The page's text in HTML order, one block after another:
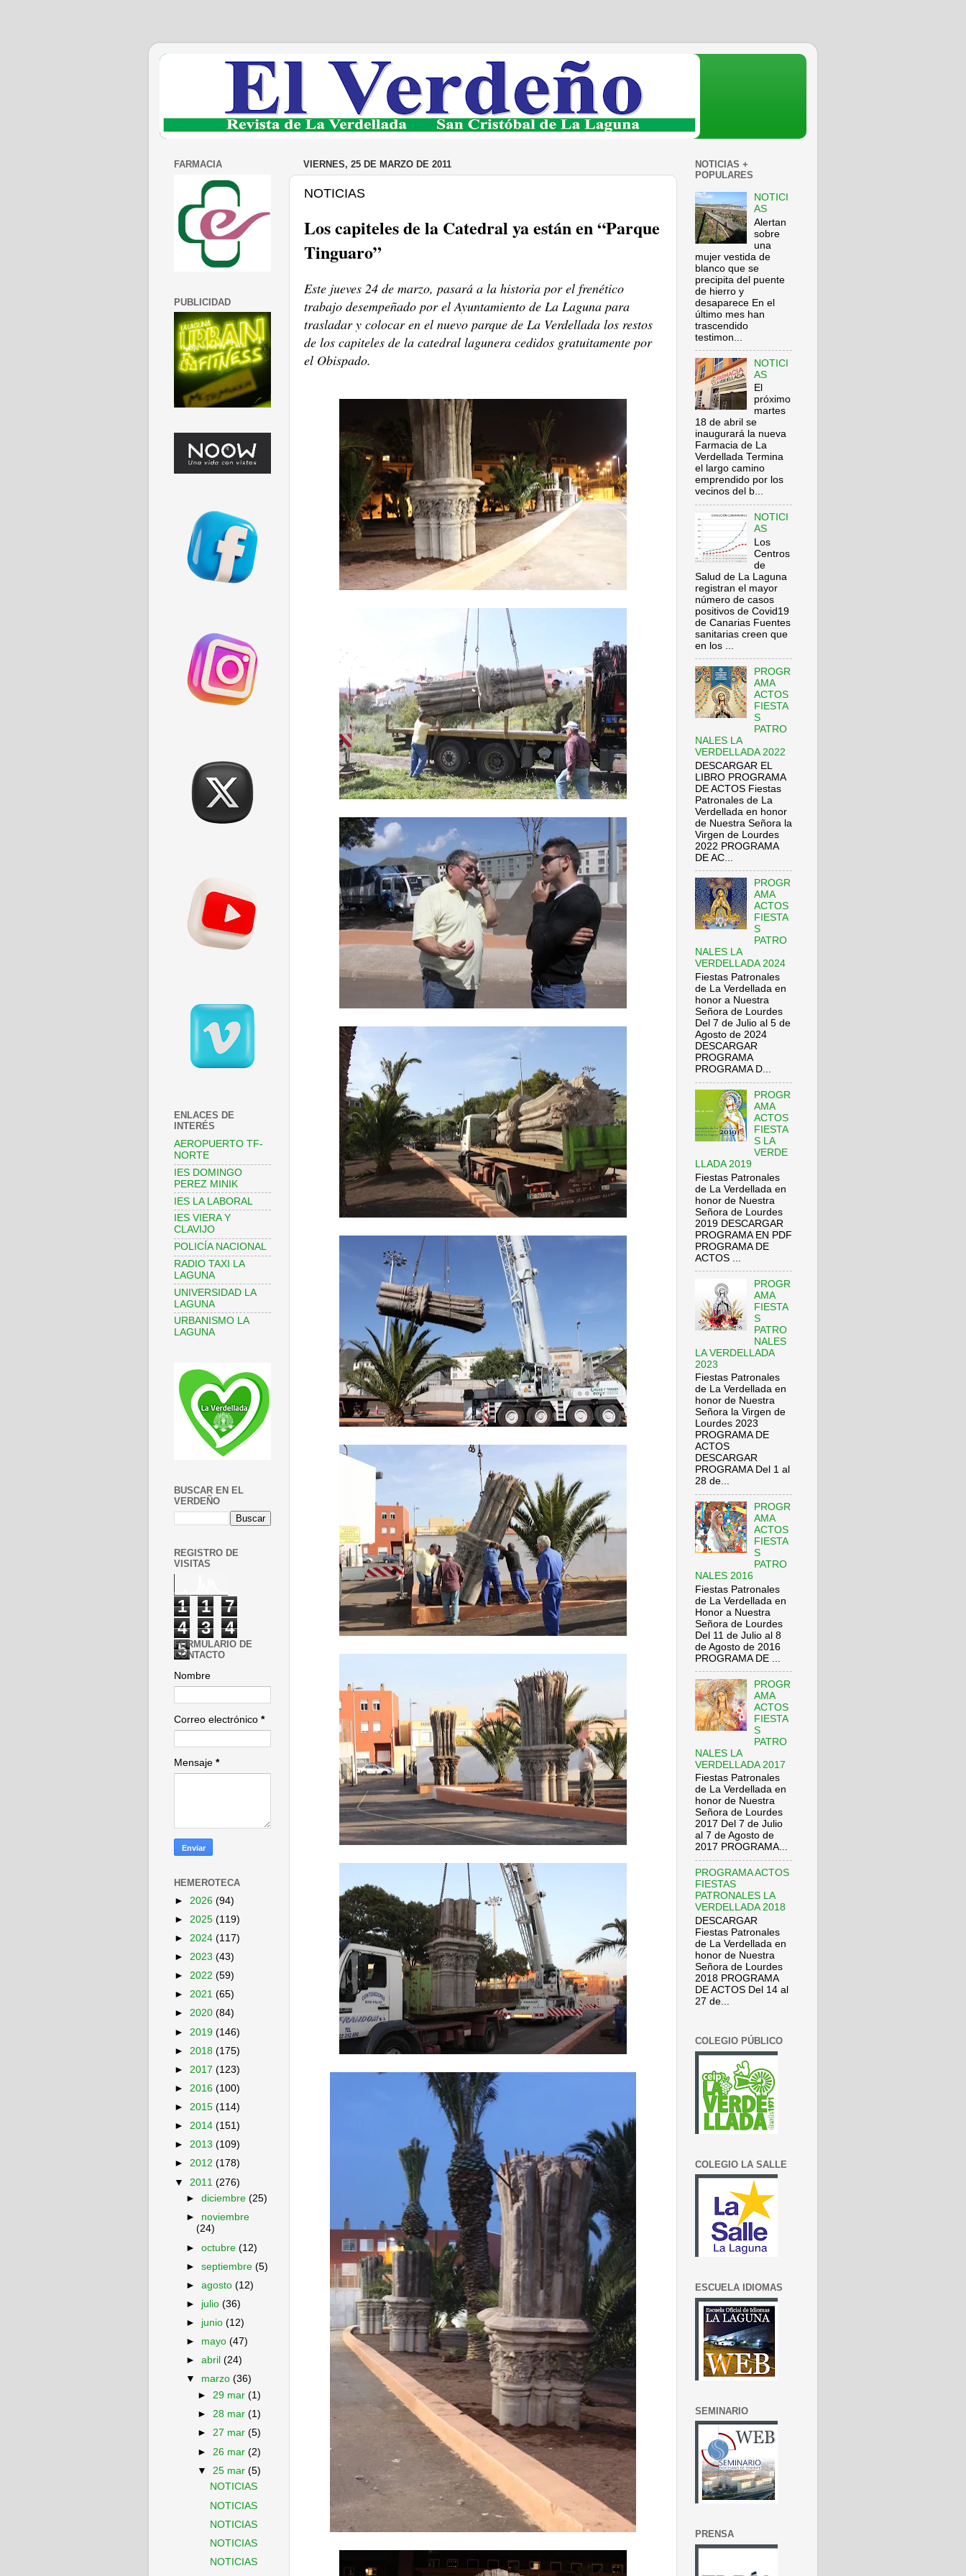
VIERNES, 25 DE MARZO DE 2011
NOTICIAS
Los capiteles de la Catedral ya están en “Parque
Tinguaro”
Este jueves 24 de marzo, pasará a la historia por el frenético
trabajo desempeñado por el Ayuntamiento de La Laguna para
trasladar y colocar en el nuevo parque de La Verdellada los restos
de los capiteles de la catedral lagunera cedidos gratuitamente por
el Obispado.
FARMACIA
PUBLICIDAD
ENLACES DE
INTERÉS
AEROPUERTO TF-
NORTE
IES DOMINGO
PEREZ MINIK
IES LA LABORAL
IES VIERA Y
CLAVIJO
POLICÍA NACIONAL
RADIO TAXI LA
LAGUNA
UNIVERSIDAD LA
LAGUNA
URBANISMO LA
LAGUNA
BUSCAR EN EL
VERDEÑO
REGISTRO DE
VISITAS
1 1
7
4
3
4
5
FORMULARIO DE
CONTACTO
Nombre
Correo electrónico *
Mensaje *
HEMEROTECA
► 2026 (94)
► 2025 (119)
► 2024 (117)
► 2023 (43)
► 2022 (59)
► 2021 (65)
► 2020 (84)
► 2019 (146)
► 2018 (175)
► 2017 (123)
► 2016 (100)
► 2015 (114)
► 2014 (151)
► 2013 (109)
► 2012 (178)
▼ 2011 (276)
►diciembre(25)
► noviembre
(24)
►octubre(12)
►septiembre(5)
►agosto(12)
► julio(36)
► junio(12)
► mayo(47)
►abril(24)
▼ marzo(36)
►29 mar(1)
►28 mar(1)
►27 mar(5)
► 26 mar(2)
▼ 25 mar(5)
NOTICIAS
NOTICIAS
NOTICIAS
NOTICIAS
NOTICIAS
NOTICIAS +
POPULARES
NOTICI
AS
Alertan
sobre
una
mujer vestida de
blanco que se
precipita del puente
de hierro y
desaparece En el
último mes han
trascendido
testimon...
NOTICI
AS
El
próximo
martes
18 de abril se
inaugurará la nueva
Farmacia de La
Verdellada Termina
el largo camino
emprendido por los
vecinos del b...
NOTICI
AS
Los
Centros
de
Salud de La Laguna
registran el mayor
número de casos
positivos de Covid19
de Canarias Fuentes
sanitarias creen que
en los ...
PROGR
AMA
ACTOS
FIESTA
S
PATRO
NALES LA
VERDELLADA 2022
DESCARGAR EL
LIBRO PROGRAMA
DE ACTOS Fiestas
Patronales de La
Verdellada en honor
de Nuestra Señora la
Virgen de Lourdes
2022 PROGRAMA
DE AC...
PROGR
AMA
ACTOS
FIESTA
S
PATRO
NALES LA
VERDELLADA 2024
Fiestas Patronales
de La Verdellada en
honor a Nuestra
Señora de Lourdes
Del 7 de Julio al 5 de
Agosto de 2024
DESCARGAR
PROGRAMA
PROGRAMA D...
PROGR
AMA
ACTOS
FIESTA
S LA
VERDE
LLADA 2019
Fiestas Patronales
de La Verdellada en
honor de Nuestra
Señora de Lourdes
2019 DESCARGAR
PROGRAMA EN PDF
PROGRAMA DE
ACTOS ...
PROGR
AMA
FIESTA
S
PATRO
NALES
LA VERDELLADA
2023
Fiestas Patronales
de La Verdellada en
honor de Nuestra
Señora la Virgen de
Lourdes 2023
PROGRAMA DE
ACTOS
DESCARGAR
PROGRAMA Del 1 al
28 de...
PROGR
AMA
ACTOS
FIESTA
S
PATRO
NALES 2016
Fiestas Patronales
de La Verdellada en
Honor a Nuestra
Señora de Lourdes
Del 11 de Julio al 8
de Agosto de 2016
PROGRAMA DE ...
PROGR
AMA
ACTOS
FIESTA
S
PATRO
NALES LA
VERDELLADA 2017
Fiestas Patronales
de La Verdellada en
honor de Nuestra
Señora de Lourdes
2017 Del 7 de Julio
al 7 de Agosto de
2017 PROGRAMA...
PROGRAMA ACTOS
FIESTAS
PATRONALES LA
VERDELLADA 2018
DESCARGAR
Fiestas Patronales
de La Verdellada en
honor de Nuestra
Señora de Lourdes
2018 PROGRAMA
DE ACTOS Del 14 al
27 de...
COLEGIO PÚBLICO
COLEGIO LA SALLE
ESCUELA IDIOMAS
SEMINARIO
PRENSA